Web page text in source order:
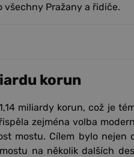
Pražany a řidiče.
korun
miliardy korun, což je
zejména volba
mostu. Cílem bylo nejen
na několik dalších